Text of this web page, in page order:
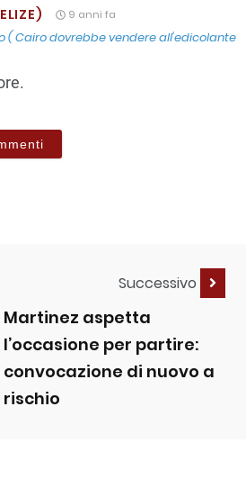
9 anni fa
( Cairo dovrebbe vendere all'edicolante
Successivo
Martinez aspetta
l’occasione per partire:
convocazione di nuovo a
rischio